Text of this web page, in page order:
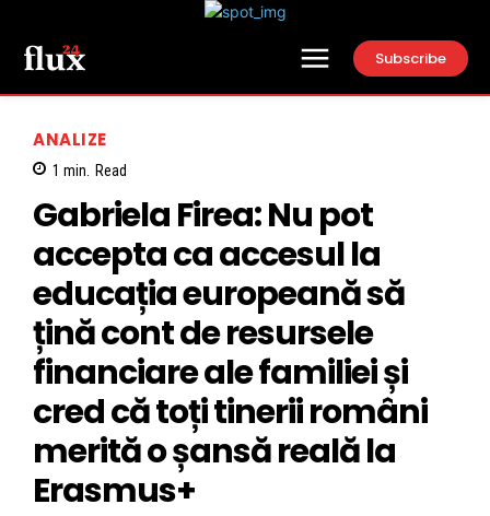
Subscribe
ANALIZE
1 min. Read
Gabriela Firea: Nu pot
accepta ca accesul la
educația europeană să
țină cont de resursele
financiare ale familiei și
cred că toți tinerii români
merită o șansă reală la
Erasmus+